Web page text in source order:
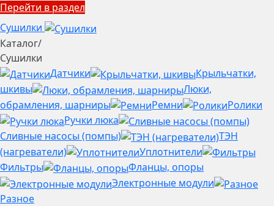
Перейти в раздел
Сушилки
Каталог/
Сушилки
Датчики
Крыльчатки,
шкивы
Люки,
обрамления, шарниры
Ремни
Ролики
Ручки люка
Сливные насосы (помпы)
ТЭН
(нагреватели)
Уплотнители
Фильтры
Фланцы, опоры
Электронные модули
Разное